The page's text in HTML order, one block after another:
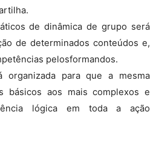
de dinâmica de grupo será
de determinados conteúdos e,
pelosformandos.
organizada para que a mesma
básicos aos mais complexos e
lógica em toda a ação